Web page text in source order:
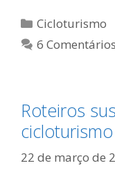
Categorias
Cicloturismo
6 Comentários
Roteiros
22 de março de